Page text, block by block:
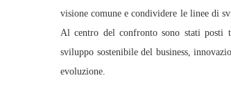
visione comune e condividere le linee di
Al centro del confronto sono stati posti
sviluppo sostenibile del business,
evoluzione.